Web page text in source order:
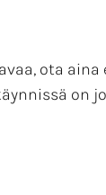
ota
on